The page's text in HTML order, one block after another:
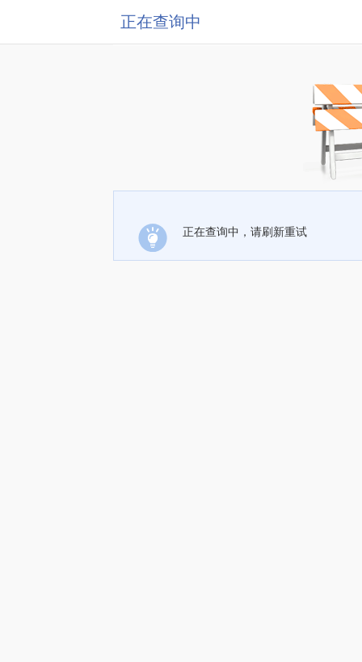
正在查询中
正在查询中，请刷新重试